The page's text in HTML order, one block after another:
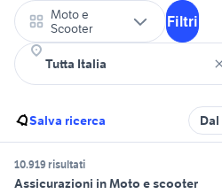
Moto e
Scooter
Filtri
Salva ricerca
10.919 risultati
Assicurazioni in Moto e scooter